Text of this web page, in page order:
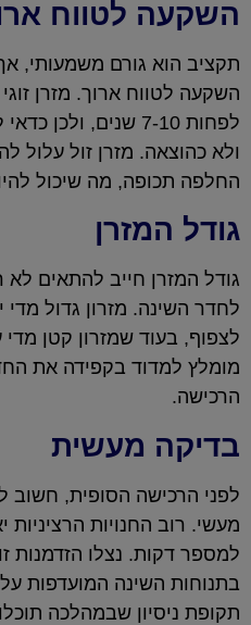
השקעה לטווח
תקציב הוא גורם משמעותי,
השקעה לטווח ארוך. מזרן
לפחות 7-10 שנים,
ולא כהוצאה. מזרן זול עלול
החלפה תכופה, מה שיכול
גודל המזרן
גודל המזרן חייב להתאים
לחדר השינה. מזרון גדול
לצפוף, בעוד שמזרון קטן
מומלץ למדוד בקפידה את
הרכישה.
בדיקה מעשית
לפני הרכישה הסופית, חשוב
מעשי. רוב החנויות
למספר דקות. נצלו הזדמנות
בתנוחות השינה המועדפות
תקופת ניסיון שבמהלכה